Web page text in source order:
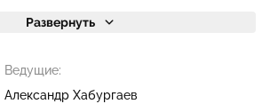
Развернуть
Ведущие:
Александр Хабургаев